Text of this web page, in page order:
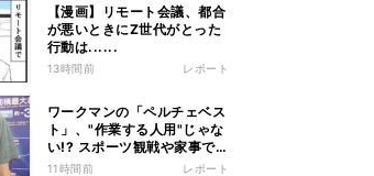
【漫画】リモート会議、都合
が悪いときにZ世代がとった
行動は......
13時間前 レポート
ワークマンの「ペルチェベス
ト」、"作業する人用"じゃな
い!? スポーツ観戦や家事で
の熱中症&冷え対策に――話
11時間前 レポート